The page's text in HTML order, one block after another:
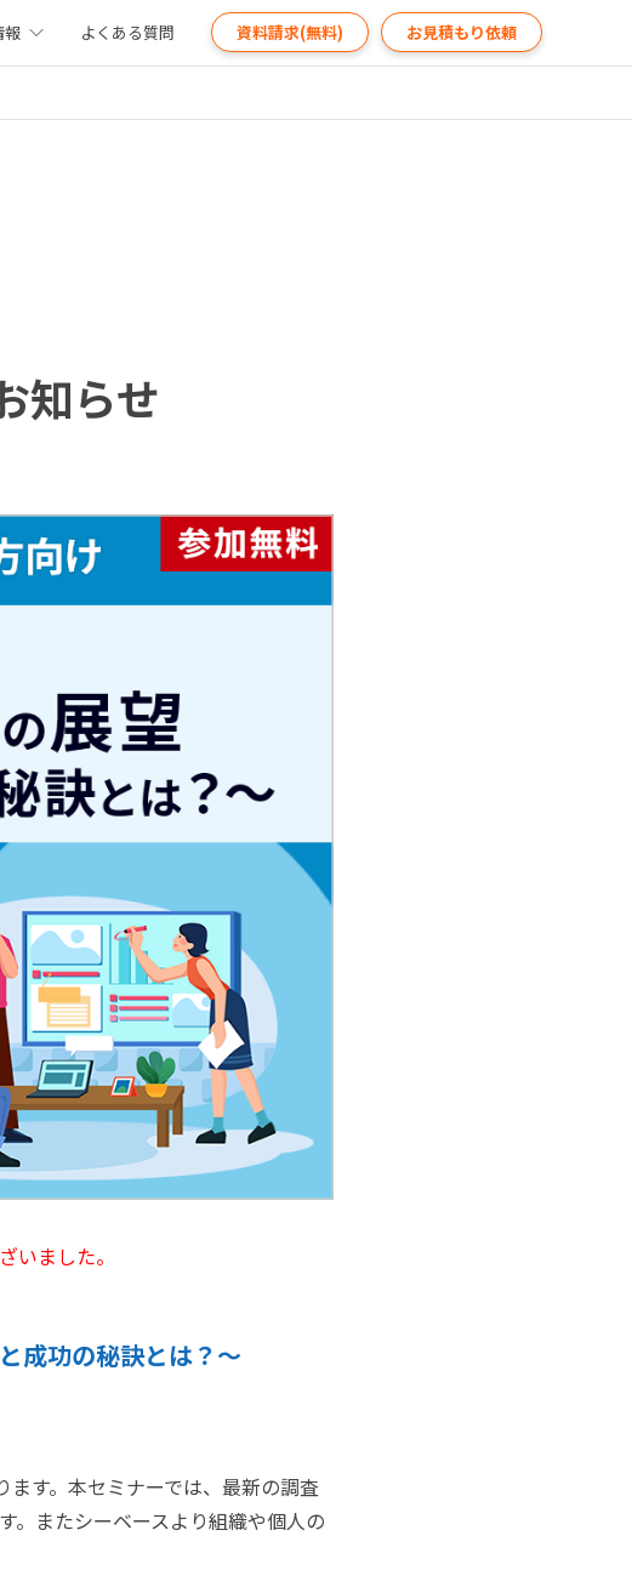
報 よくある質問 資料請求(無料) お見積もり依頼
知らせ
いました。
成功の秘訣とは？〜
す。本セミナーでは、最新の調査
。またシーベースより組織や個人の